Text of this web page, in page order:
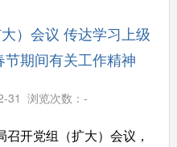
）会议 传达学习上级
期间有关工作精神
31 浏览次数：-
开党组（扩大）会议，